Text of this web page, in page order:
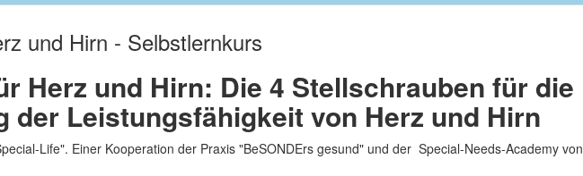
und Hirn - Selbstlernkurs
Herz und Hirn: Die 4 Stellschrauben für die
der Leistungsfähigkeit von Herz und Hirn
Life". Einer Kooperation der Praxis "BeSONDErs gesund" und der Special-Needs-Academy von